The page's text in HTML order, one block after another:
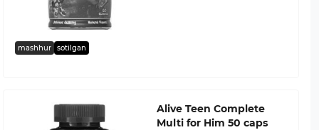
mashhur sotilgan
Alive Teen Complete
Multi for Him 50 caps